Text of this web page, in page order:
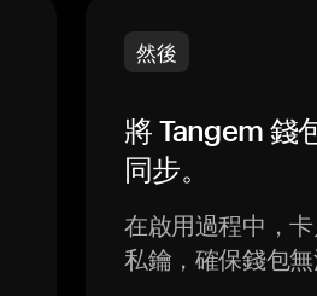
然後
將 Tangem 錢
同步。
在啟用過程中，
私鑰，確保錢包無